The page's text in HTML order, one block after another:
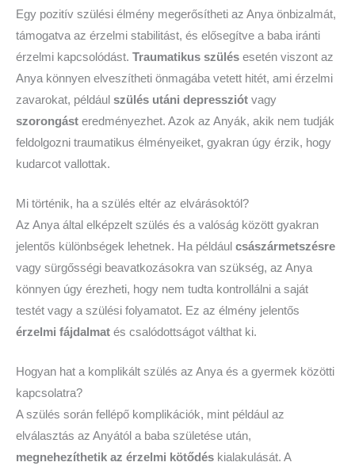
Egy pozitív szülési élmény megerősítheti az Anya önbizalmát,
támogatva az érzelmi stabilitást, és elősegítve a baba iránti
érzelmi kapcsolódást. Traumatikus szülés esetén viszont az
Anya könnyen elveszítheti önmagába vetett hitét, ami érzelmi
zavarokat, például szülés utáni depressziót vagy
szorongást eredményezhet. Azok az Anyák, akik nem tudják
feldolgozni traumatikus élményeiket, gyakran úgy érzik, hogy
kudarcot vallottak.
Mi történik, ha a szülés eltér az elvárásoktól?
Az Anya által elképzelt szülés és a valóság között gyakran
jelentős különbségek lehetnek. Ha például császármetszésre
vagy sürgősségi beavatkozásokra van szükség, az Anya
könnyen úgy érezheti, hogy nem tudta kontrollálni a saját
testét vagy a szülési folyamatot. Ez az élmény jelentős
érzelmi fájdalmat és csalódottságot válthat ki.
Hogyan hat a komplikált szülés az Anya és a gyermek közötti
kapcsolatra?
A szülés során fellépő komplikációk, mint például az
elválasztás az Anyától a baba születése után,
megnehezíthetik az érzelmi kötődés kialakulását. A